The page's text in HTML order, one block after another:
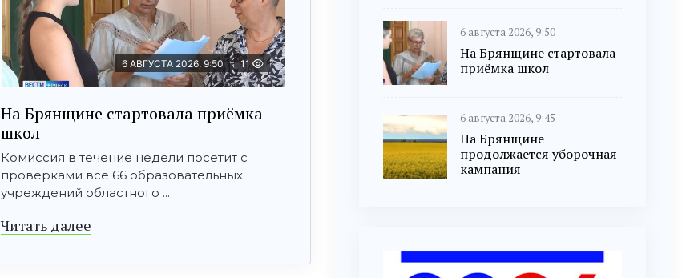
6 АВГУСТА 2026, 9:50 11
На Брянщине стартовала приёмка
школ
Комиссия в течение недели посетит с
проверками все 66 образовательных
учреждений областного ...
Читать далее
6 августа 2026, 9:50
На Брянщине стартовала
приёмка школ
6 августа 2026, 9:45
На Брянщине
продолжается уборочная
кампания